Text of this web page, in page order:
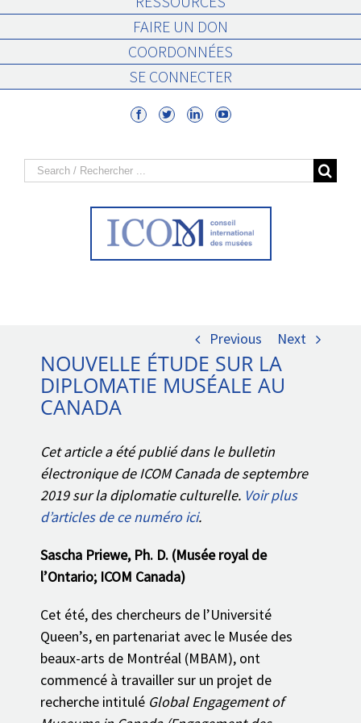
Previous Next
NOUVELLE ÉTUDE SUR LA
DIPLOMATIE MUSÉALE AU
CANADA
Cet article a été publié dans le bulletin
électronique de ICOM Canada de septembre
2019 sur la diplomatie culturelle. Voir plus
d’articles de ce numéro ici.
Sascha Priewe, Ph. D. (Musée royal de
l’Ontario; ICOM Canada)
Cet été, des chercheurs de l’Université
Queen’s, en partenariat avec le Musée des
beaux-arts de Montréal (MBAM), ont
commencé à travailler sur un projet de
recherche intitulé Global Engagement of
FAIRE UN DON
COORDONNÉES
SE CONNECTER
Search